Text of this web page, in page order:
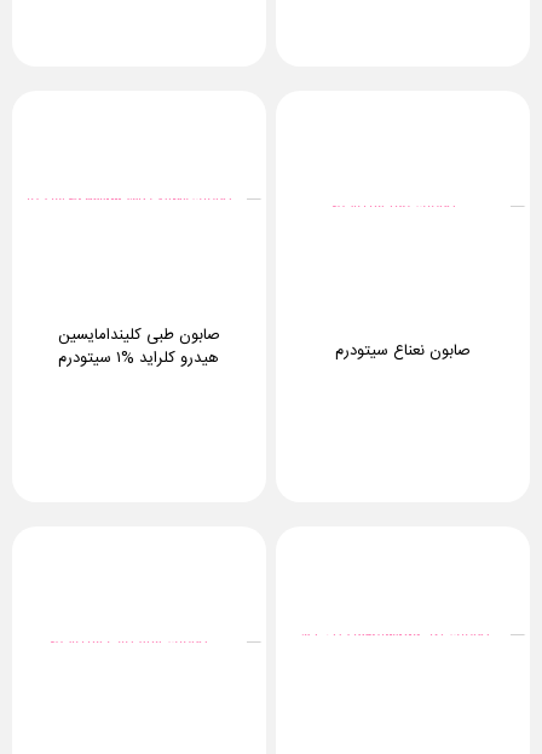
صابون نعناع سیتودرم
صابون طبی کلیندامایسین
هیدرو کلراید %۱ سیتودرم